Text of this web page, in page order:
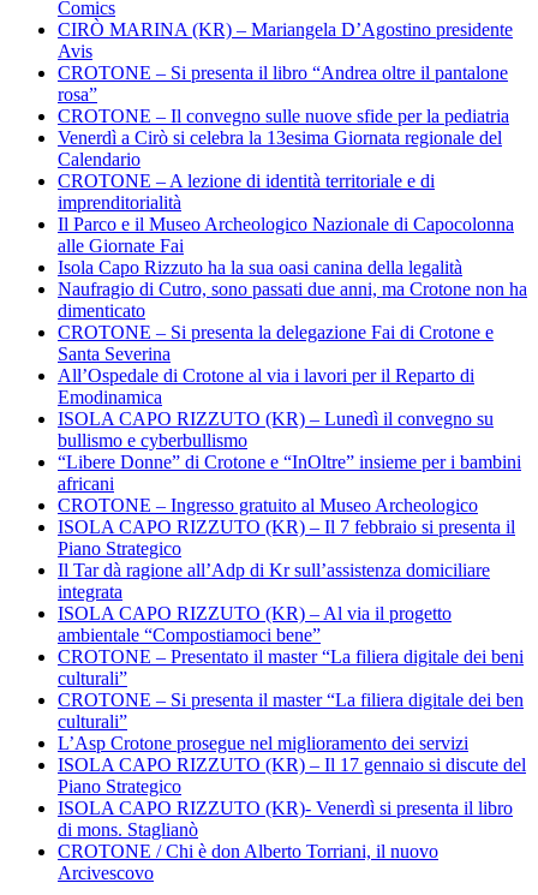
Comics
CIRÒ MARINA (KR) – Mariangela D’Agostino presidente
Avis
CROTONE – Si presenta il libro “Andrea oltre il pantalone
rosa”
CROTONE – Il convegno sulle nuove sfide per la pediatria
Venerdì a Cirò si celebra la 13esima Giornata regionale del
Calendario
CROTONE – A lezione di identità territoriale e di
imprenditorialità
Il Parco e il Museo Archeologico Nazionale di Capocolonna
alle Giornate Fai
Isola Capo Rizzuto ha la sua oasi canina della legalità
Naufragio di Cutro, sono passati due anni, ma Crotone non ha
dimenticato
CROTONE – Si presenta la delegazione Fai di Crotone e
Santa Severina
All’Ospedale di Crotone al via i lavori per il Reparto di
Emodinamica
ISOLA CAPO RIZZUTO (KR) – Lunedì il convegno su
bullismo e cyberbullismo
“Libere Donne” di Crotone e “InOltre” insieme per i bambini
africani
CROTONE – Ingresso gratuito al Museo Archeologico
ISOLA CAPO RIZZUTO (KR) – Il 7 febbraio si presenta il
Piano Strategico
Il Tar dà ragione all’Adp di Kr sull’assistenza domiciliare
integrata
ISOLA CAPO RIZZUTO (KR) – Al via il progetto
ambientale “Compostiamoci bene”
CROTONE – Presentato il master “La filiera digitale dei beni
culturali”
CROTONE – Si presenta il master “La filiera digitale dei ben
culturali”
L’Asp Crotone prosegue nel miglioramento dei servizi
ISOLA CAPO RIZZUTO (KR) – Il 17 gennaio si discute del
Piano Strategico
ISOLA CAPO RIZZUTO (KR)- Venerdì si presenta il libro
di mons. Staglianò
CROTONE / Chi è don Alberto Torriani, il nuovo
Arcivescovo